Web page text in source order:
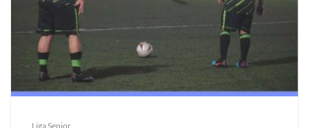
Liga Senior